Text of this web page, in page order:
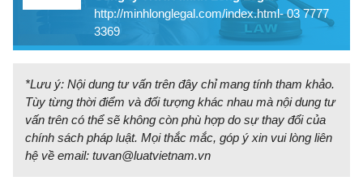
http://minhlonglegal.com/index.html- 03 7777
3369
*Lưu ý: Nội dung tư vấn trên đây chỉ mang tính tham khảo.
Tùy từng thời điểm và đối tượng khác nhau mà nội dung tư
vấn trên có thể sẽ không còn phù hợp do sự thay đổi của
chính sách pháp luật. Mọi thắc mắc, góp ý xin vui lòng liên
hệ về email: tuvan@luatvietnam.vn